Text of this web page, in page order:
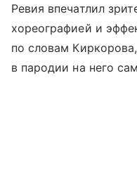
Ревия впечатлил
хореографией и
по словам
в пародии на него